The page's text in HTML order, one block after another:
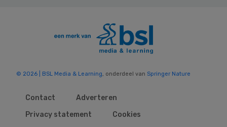
© 2026 | BSL Media & Learning, onderdeel van Springer Nature
Contact
Adverteren
Privacy statement
Cookies